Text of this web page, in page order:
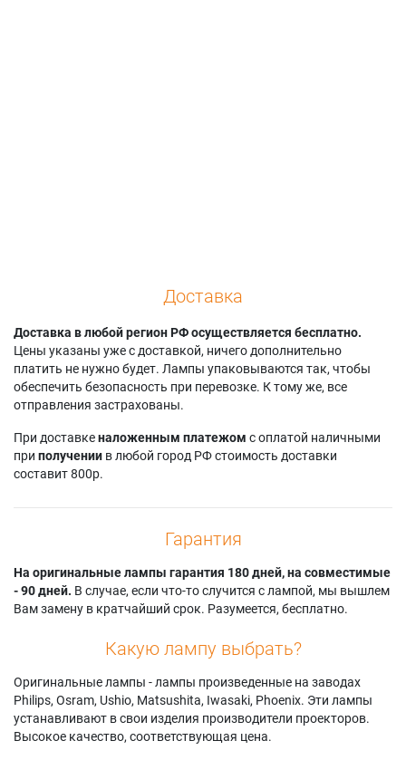
Доставка
Доставка в любой регион РФ осуществляется бесплатно.
Цены указаны уже с доставкой, ничего дополнительно
платить не нужно будет. Лампы упаковываются так, чтобы
обеспечить безопасность при перевозке. К тому же, все
отправления застрахованы.
При доставкеналоженным платежом с оплатой наличными
при получении в любой город РФ стоимость доставки
составит 800р.
Гарантия
На оригинальные лампы гарантия 180 дней, на совместимые
- 90 дней. В случае, если что-то случится с лампой, мы вышлем
Вам замену в кратчайший срок. Разумеется, бесплатно.
Какую лампу выбрать?
Оригинальные лампы - лампы произведенные на заводах
Philips, Osram, Ushio, Matsushita, Iwasaki, Phoenix. Эти лампы
устанавливают в свои изделия производители проекторов.
Высокое качество, соответствующая цена.